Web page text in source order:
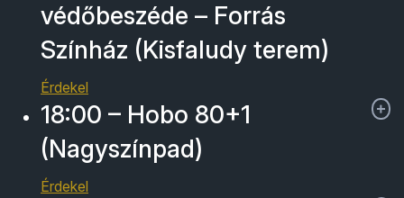
védőbeszéde – Forrás
Színház (Kisfaludy terem)
Érdekel
18:00 – Hobo 80+1
(Nagyszínpad)
Érdekel